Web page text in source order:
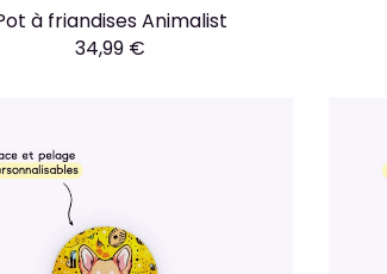
à friandises Animalist
34,99 €